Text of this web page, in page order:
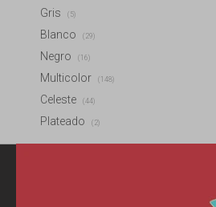
Gris (5)
Blanco (29)
Negro (16)
Multicolor (148)
Celeste (44)
Plateado (2)